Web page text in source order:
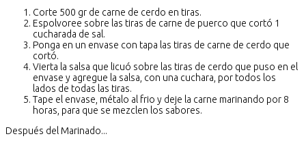
Corte 500 gr de carne de cerdo en tiras.
Espolvoree sobre las tiras de carne de puerco que cortó 1
cucharada de sal.
Ponga en un envase con tapa las tiras de carne de cerdo que
cortó.
Vierta la salsa que licuó sobre las tiras de cerdo que puso en el
envase y agregue la salsa, con una cuchara, por todos los
lados de todas las tiras.
Tape el envase, métalo al frio y deje la carne marinando por 8
horas, para que se mezclen los sabores.
Después del Marinado...